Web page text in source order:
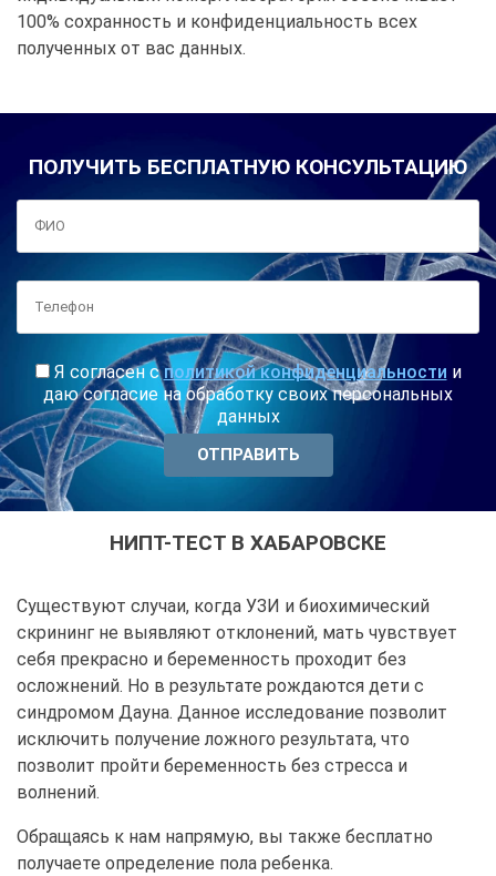
100% сохранность и конфиденциальность всех
полученных от вас данных.
ПОЛУЧИТЬ БЕСПЛАТНУЮ КОНСУЛЬТАЦИЮ
Я согласен сполитикой конфиденциальности и
даю согласие на обработку своих персональных
данных
НИПТ-ТЕСТ В ХАБАРОВСКЕ
Существуют случаи, когда УЗИ и биохимический
скрининг не выявляют отклонений, мать чувствует
себя прекрасно и беременность проходит без
осложнений. Но в результате рождаются дети с
синдромом Дауна. Данное исследование позволит
исключить получение ложного результата, что
позволит пройти беременность без стресса и
волнений.
Обращаясь к нам напрямую, вы также бесплатно
получаете определение пола ребенка.